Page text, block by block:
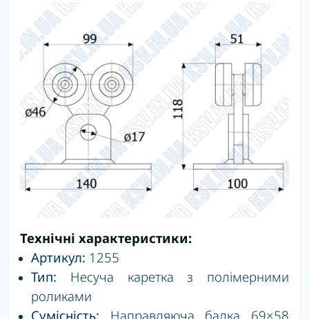
Технічні характеристики:
Артикул: 1255
Тип: Несуча каретка з полімерними
роликами
Сумісність: Направляюча балка 69×58